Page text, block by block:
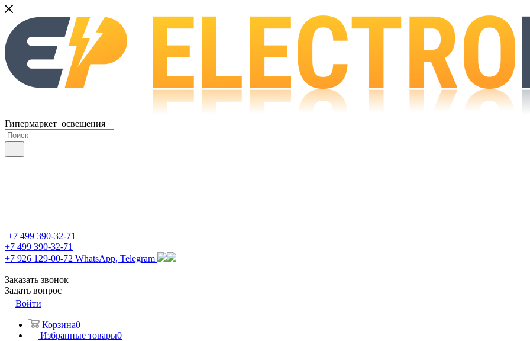
Гипермаркет освещения
+7 499 390-32-71
+7 499 390-32-71
+7 926 129-00-72 WhatsApp, Telegram
Заказать звонок
Задать вопрос
Войти
Корзина0
Избранные товары0